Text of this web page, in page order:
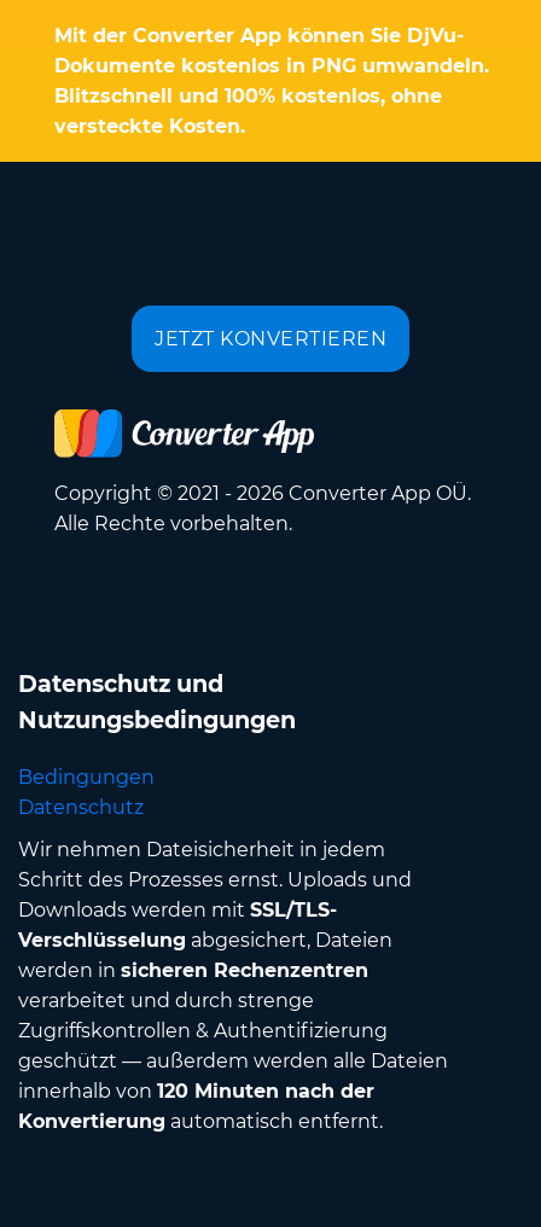
Mit der Converter App können Sie DjVu-
Dokumente kostenlos in PNG umwandeln.
Blitzschnell und 100% kostenlos, ohne
versteckte Kosten.
JETZT KONVERTIEREN
Copyright © 2021 - 2026 Converter App OÜ.
Alle Rechte vorbehalten.
Datenschutz und
Nutzungsbedingungen
Bedingungen
Datenschutz
Wir nehmen Dateisicherheit in jedem
Schritt des Prozesses ernst. Uploads und
Downloads werden mit SSL/TLS-
Verschlüsselung abgesichert, Dateien
werden in sicheren Rechenzentren
verarbeitet und durch strenge
Zugriffskontrollen & Authentifizierung
geschützt — außerdem werden alle Dateien
innerhalb von 120 Minuten nach der
Konvertierung automatisch entfernt.